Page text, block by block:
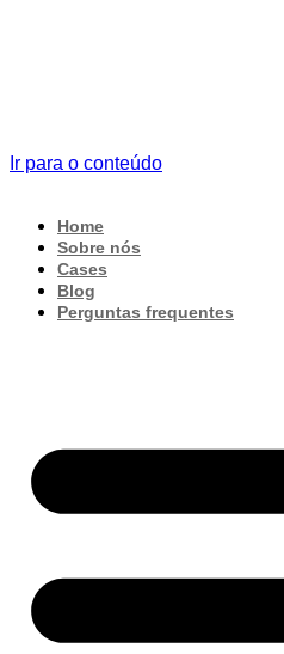
Ir para o conteúdo
Home
Sobre nós
Cases
Blog
Perguntas frequentes